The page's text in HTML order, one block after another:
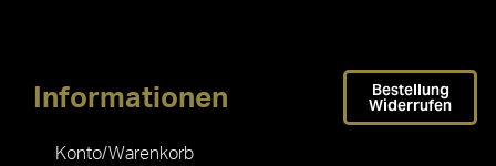
Informationen
Konto/Warenkorb
Bestellung
Widerrufen